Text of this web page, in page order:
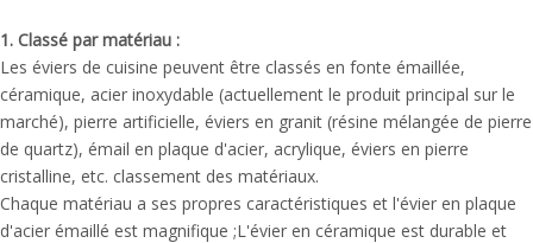
1. Classé par matériau :
Les éviers de cuisine peuvent être classés en fonte émaillée,
céramique, acier inoxydable (actuellement le produit principal sur le
marché), pierre artificielle, éviers en granit (résine mélangée de pierre
de quartz), émail en plaque d'acier, acrylique, éviers en pierre
cristalline, etc. classement des matériaux.
Chaque matériau a ses propres caractéristiques et l'évier en plaque
d'acier émaillé est magnifique ;L'évier en céramique est durable et